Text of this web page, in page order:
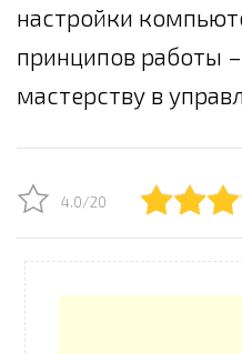
настройки
принципов работы
мастерству в
4.0/20